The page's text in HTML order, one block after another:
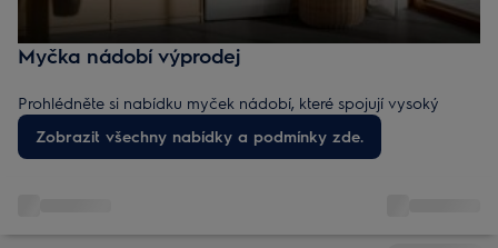
Myčka nádobí výprodej
Prohlédněte si nabídku myček nádobí, které spojují vysoký
výkon, moderní design a skvělou cenu. Najděte nejlevnější
modely, doprodejové kusy a slevy pro modernizaci kuchyně za
Zobrazit všechny nabídky a podmínky zde.